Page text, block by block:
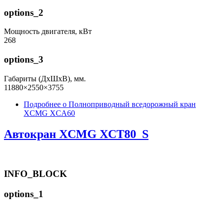
options_2
Мощность двигателя, кВт
268
options_3
Габариты (ДхШхВ), мм.
11880×2550×3755
Подробнее о Полноприводный вседорожный кран
XCMG XCA60
Автокран XCMG XCT80_S
INFO_BLOCK
options_1